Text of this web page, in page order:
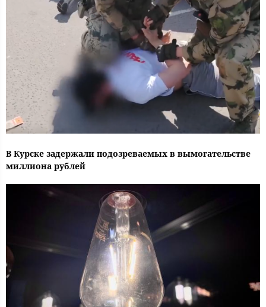
В Курске задержали подозреваемых в вымогательстве
миллиона рублей